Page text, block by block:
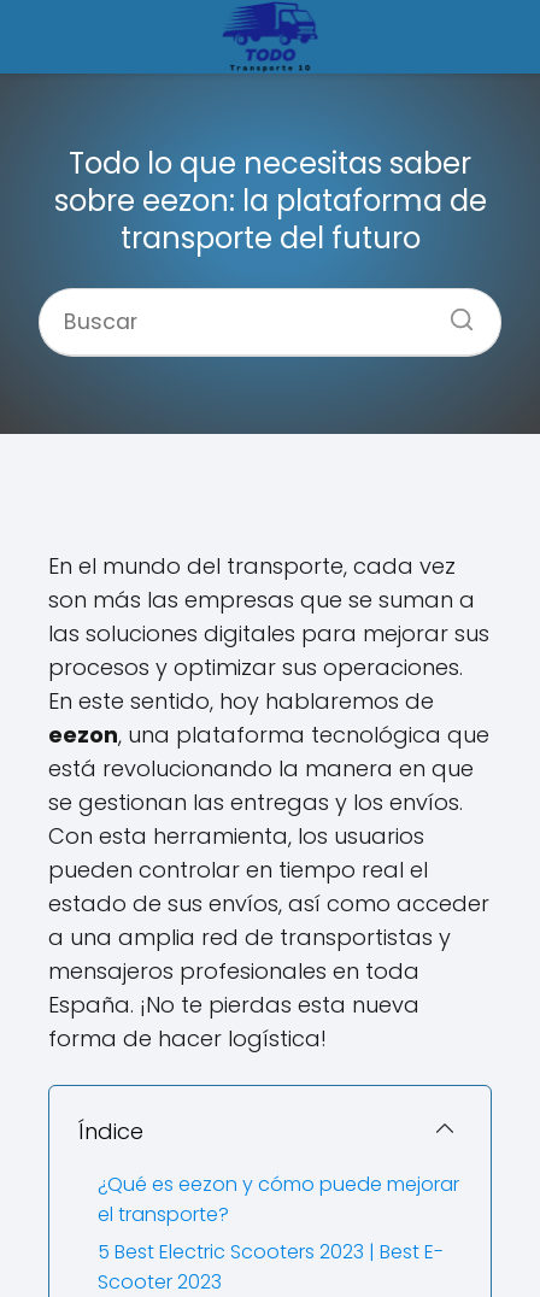
Todo lo que necesitas saber
sobre eezon: la plataforma de
transporte del futuro
En el mundo del transporte, cada vez
son más las empresas que se suman a
las soluciones digitales para mejorar sus
procesos y optimizar sus operaciones.
En este sentido, hoy hablaremos de
eezon, una plataforma tecnológica que
está revolucionando la manera en que
se gestionan las entregas y los envíos.
Con esta herramienta, los usuarios
pueden controlar en tiempo real el
estado de sus envíos, así como acceder
a una amplia red de transportistas y
mensajeros profesionales en toda
España. ¡No te pierdas esta nueva
forma de hacer logística!
Índice
¿Qué es eezon y cómo puede mejorar
el transporte?
5 Best Electric Scooters 2023 | Best E-
Scooter 2023